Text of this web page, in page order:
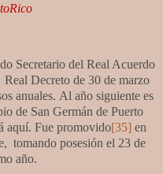
Secretario del Real Acuerdo
Real Decreto de 30 de marzo
anuales. Al año siguiente es
de San Germán de Puerto
aquí. Fue promovido[35] en
tomando posesión el 23 de
año.